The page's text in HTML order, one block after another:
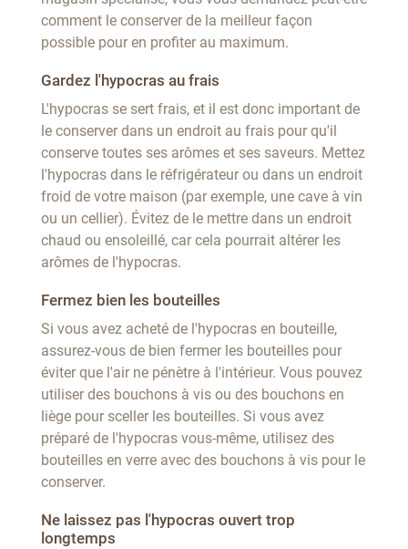
comment le conserver de la meilleur façon
possible pour en profiter au maximum.
Gardez l'hypocras au frais
L'hypocras se sert frais, et il est donc important de
le conserver dans un endroit au frais pour qu'il
conserve toutes ses arômes et ses saveurs. Mettez
l'hypocras dans le réfrigérateur ou dans un endroit
froid de votre maison (par exemple, une cave à vin
ou un cellier). Évitez de le mettre dans un endroit
chaud ou ensoleillé, car cela pourrait altérer les
arômes de l'hypocras.
Fermez bien les bouteilles
Si vous avez acheté de l'hypocras en bouteille,
assurez-vous de bien fermer les bouteilles pour
éviter que l'air ne pénètre à l'intérieur. Vous pouvez
utiliser des bouchons à vis ou des bouchons en
liège pour sceller les bouteilles. Si vous avez
préparé de l'hypocras vous-même, utilisez des
bouteilles en verre avec des bouchons à vis pour le
conserver.
Ne laissez pas l'hypocras ouvert trop
longtemps